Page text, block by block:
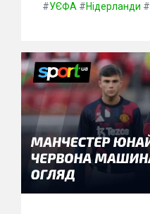
#УЄФА #Нідерланди #